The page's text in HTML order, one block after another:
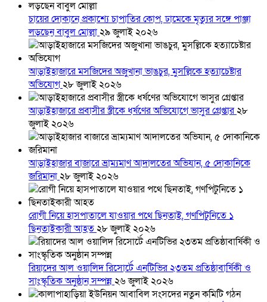
চায়ের দোকানে প্রকাশ্যে চাপাতির কোপ, ঢামেকে মৃত্যুর সঙ্গে পাঞ্জা
লড়ছেন বাবুল মোল্লা২৯ জুলাই ২০২৬
আড়াইহাজারে মস‌জি‌দের অজুখানা ভাঙচুর, মুসল্লিকে হত্যাচেষ্টার
অভিযোগ২৮ জুলাই ২০২৬
আড়াইহাজারে প্রবাসীর স্ত্রীকে ধর্ষণের অভিযোগে ভাসুর গ্রেপ্তার২৮
জুলাই ২০২৬
আড়াইহাজার বাজারে ভ্রাম্যমাণ আদালতের অভিযান, ৫ দোকানিকে
জরিমানা২৮ জুলাই ২০২৬
রোগী নিয়ে হাসপাতালে যাওয়ার পথে ছিনতাই, গণপিটুনিতে ১
ছিনতাইকারী আহত২৮ জুলাই ২০২৬
রিয়াদের আল ওয়ালিদ রিসোর্টে এনটিভির ২৩তম প্রতিষ্ঠাবার্ষিকী ও
সাংস্কৃতিক অনুষ্ঠান সম্পন্ন২৬ জুলাই ২০২৬